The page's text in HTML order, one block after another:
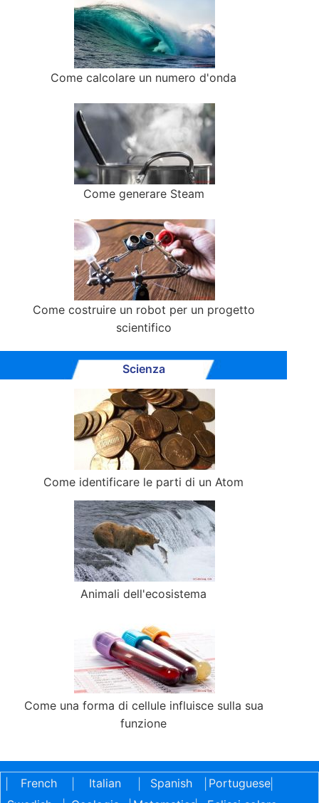
Come calcolare un numero d'onda
Come generare Steam
Come costruire un robot per un progetto
scientifico
Scienza
Come identificare le parti di un Atom
Animali dell'ecosistema
Come una forma di cellule influisce sulla sua
funzione
French Italian Spanish Portuguese|